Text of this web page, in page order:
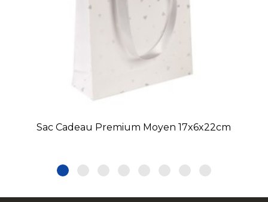
Sac Cadeau Premium Moyen 17x6x22cm